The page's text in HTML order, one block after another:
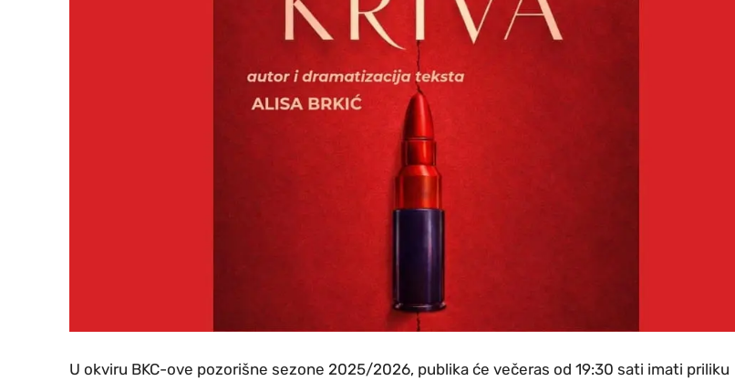
U okviru BKC-ove pozorišne sezone 2025/2026, publika će večeras od 19:30 sati imati priliku